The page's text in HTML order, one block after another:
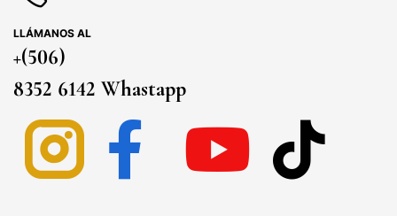
LLÁMANOS AL
+(506)
8352 6142 Whastapp